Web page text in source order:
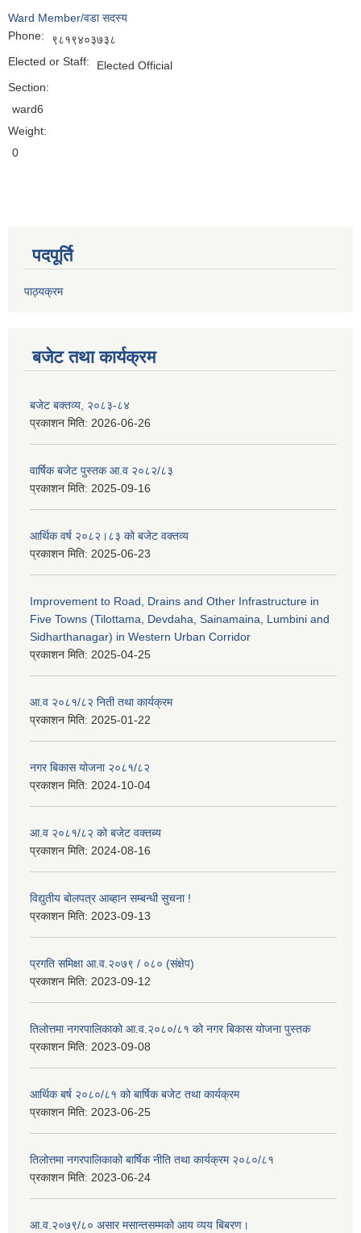
Ward Member/वडा सदस्य
Phone:
९८१९४०३७३८
Elected or Staff:
Elected Official
Section:
ward6
Weight:
0
पदपूर्ति
पाठ्यक्रम
बजेट तथा कार्यक्रम
बजेट बक्तव्य, २०८३-८४
प्रकाशन मिति: 2026-06-26
वार्षिक बजेट पुस्तक आ.व २०८२/८३
प्रकाशन मिति: 2025-09-16
आर्थिक वर्ष २०८२।८३ को बजेट वक्तव्य
प्रकाशन मिति: 2025-06-23
Improvement to Road, Drains and Other Infrastructure in
Five Towns (Tilottama, Devdaha, Sainamaina, Lumbini and
Sidharthanagar) in Western Urban Corridor
प्रकाशन मिति: 2025-04-25
आ.व २०८१/८२ निती तथा कार्यक्रम
प्रकाशन मिति: 2025-01-22
नगर बिकास योजना २०८१/८२
प्रकाशन मिति: 2024-10-04
आ.व २०८१/८२ को बजेट वक्तब्य
प्रकाशन मिति: 2024-08-16
विद्युतीय बोलपत्र आब्हान सम्बन्धी सुचना !
प्रकाशन मिति: 2023-09-13
प्रगति समिक्षा आ.व.२०७९ / ०८० (संक्षेप)
प्रकाशन मिति: 2023-09-12
तिलोत्तमा नगरपालिकाको आ.व.२०८०/८१ को नगर बिकास योजना पुस्तक
प्रकाशन मिति: 2023-09-08
आर्थिक बर्ष २०८०/८१ को बार्षिक बजेट तथा कार्यक्रम
प्रकाशन मिति: 2023-06-25
तिलोत्तमा नगरपालिकाको बार्षिक नीति तथा कार्यक्रम २०८०/८१
प्रकाशन मिति: 2023-06-24
आ.व.२०७९/८० असार मसान्तसम्मको आय व्यय बिबरण।